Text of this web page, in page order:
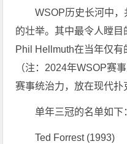
WSOP历史长河中
的壮举。其中最令人瞠目
Phil Hellmuth在当年仅
（注：2024年WSOP赛
赛事统治力，放在现代扑
单年三冠的名单如下
Ted Forrest (1993)